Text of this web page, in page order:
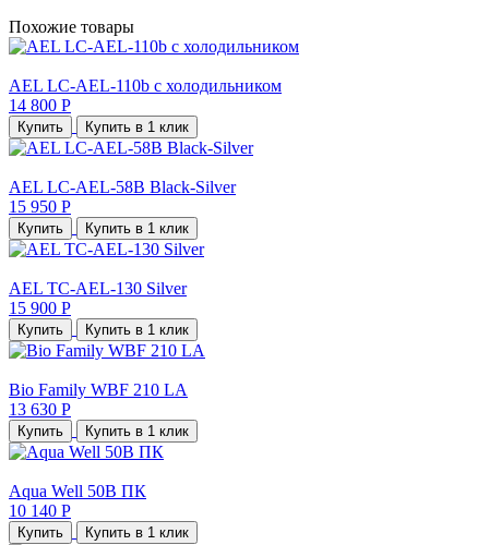
Похожие товары
AEL LC-AEL-110b с холодильником
14 800 Р
Купить Купить в 1 клик
AEL LC-AEL-58B Black-Silver
15 950 Р
Купить Купить в 1 клик
AEL TC-AEL-130 Silver
15 900 Р
Купить Купить в 1 клик
Bio Family WBF 210 LA
13 630 Р
Купить Купить в 1 клик
Aqua Well 50B ПК
10 140 Р
Купить Купить в 1 клик